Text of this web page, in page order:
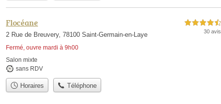
Flocéane
2 Rue de Breuvery, 78100 Saint-Germain-en-Laye
Fermé, ouvre mardi à 9h00
4,5 étoiles sur 5
30 avis
Salon mixte
sans RDV
Horaires Téléphone